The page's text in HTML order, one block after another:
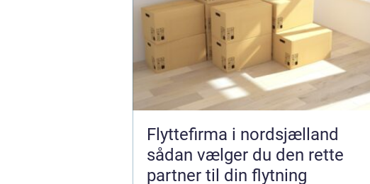
Flyttefirma i nordsjælland
sådan vælger du den rette
partner til din flytning